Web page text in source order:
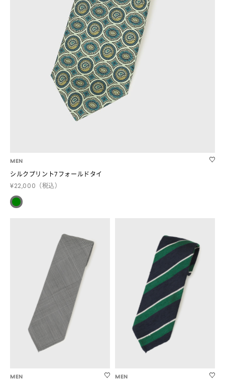
MEN
シルクプリント7フォールドタイ
¥22,000 （税込）
MEN MEN